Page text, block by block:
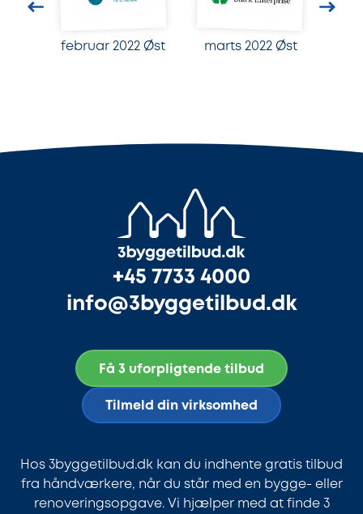
februar 2022 Øst marts 2022 Øst
+45 7733 4000
info@3byggetilbud.dk
Få 3 uforpligtende tilbud
Tilmeld din virksomhed
Hos 3byggetilbud.dk kan du indhente gratis tilbud
fra håndværkere, når du står med en bygge- eller
renoveringsopgave. Vi hjælper med at finde 3